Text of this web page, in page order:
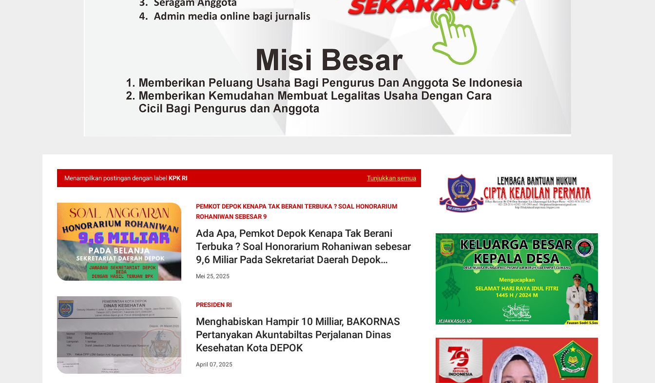
Menampilkan postingan dengan label KPK RI Tunjukkan semua
PEMKOT DEPOK KENAPA TAK BERANI TERBUKA ? SOAL HONORARIUM
ROHANIWAN SEBESAR 9
Ada Apa, Pemkot Depok Kenapa Tak Berani
Terbuka ? Soal Honorarium Rohaniwan sebesar
9,6 Miliar Pada Sekretariat Daerah Depok
Jawaban Berbeda dengan Temuan BPK RI
Mei 25, 2025
PRESIDEN RI
Menghabiskan Hampir 10 Milliar, BAKORNAS
Pertanyakan Akuntabiltas Perjalanan Dinas
Kesehatan Kota DEPOK
April 07, 2025